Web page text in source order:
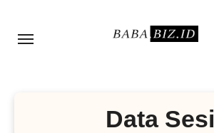
Data Sesi